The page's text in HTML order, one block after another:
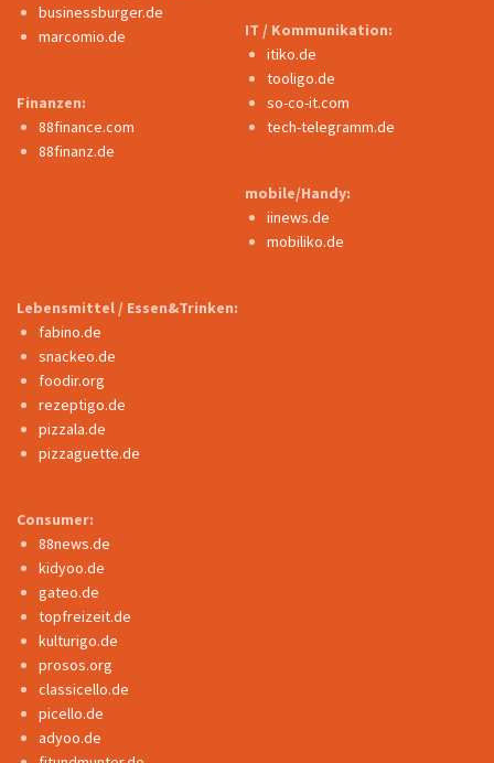
businessburger.de
marcomio.de
Finanzen:
88finance.com
88finanz.de
IT / Kommunikation:
itiko.de
tooligo.de
so-co-it.com
tech-telegramm.de
mobile/Handy:
iinews.de
mobiliko.de
Lebensmittel / Essen&Trinken:
fabino.de
snackeo.de
foodir.org
rezeptigo.de
pizzala.de
pizzaguette.de
Consumer:
88news.de
kidyoo.de
gateo.de
topfreizeit.de
kulturigo.de
prosos.org
classicello.de
picello.de
adyoo.de